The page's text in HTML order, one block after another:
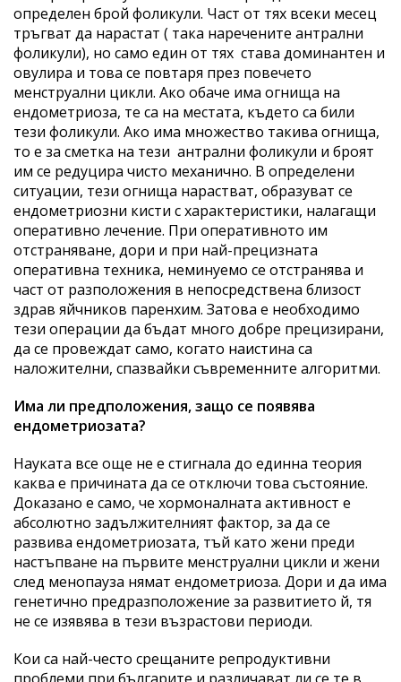
определен брой фоликули. Част от тях всеки месец
тръгват да нарастат ( така наречените антрални
фоликули), но само един от тях става доминантен и
овулира и това се повтаря през повечето
менструални цикли. Ако обаче има огнища на
ендометриоза, те са на местата, където са били
тези фоликули. Ако има множество такива огнища,
то е за сметка на тези антрални фоликули и броят
им се редуцира чисто механично. В определени
ситуации, тези огнища нарастват, образуват се
ендометриозни кисти с характеристики, налагащи
оперативно лечение. При оперативното им
отстраняване, дори и при най-прецизната
оперативна техника, неминуемо се отстранява и
част от разположения в непосредствена близост
здрав яйчников паренхим. Затова е необходимо
тези операции да бъдат много добре прецизирани,
да се провеждат само, когато наистина са
наложителни, спазвайки съвременните алгоритми.
Има ли предположения, защо се появява
ендометриозата?
Науката все още не е стигнала до единна теория
каква е причината да се отключи това състояние.
Доказано е само, че хормоналната активност е
абсолютно задължителният фактор, за да се
развива ендометриозата, тъй като жени преди
настъпване на първите менструални цикли и жени
след менопауза нямат ендометриоза. Дори и да има
генетично предразположение за развитието й, тя
не се изявява в тези възрастови периоди.
Кои са най-често срещаните репродуктивни